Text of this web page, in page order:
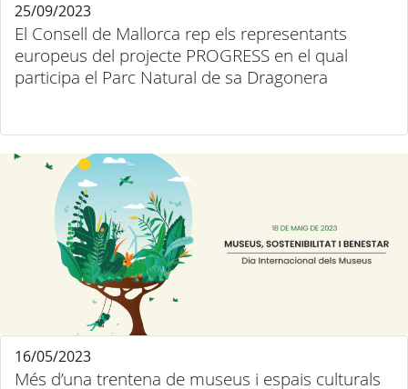
El Consell de Mallorca rep els representants
europeus del projecte PROGRESS en el qual
participa el Parc Natural de sa Dragonera
25/09/2023
Més d’una trentena de museus i espais culturals
16/05/2023